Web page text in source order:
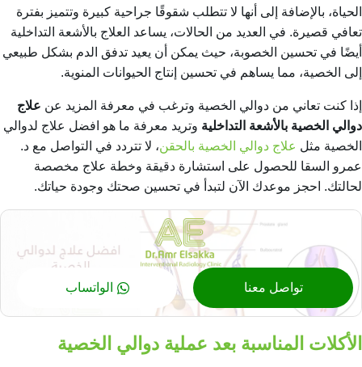
الحياة، بالإضافة إلى أنها لا تتطلب شقوقًا جراحية كبيرة وتتميز بفترة
تعافي قصيرة. في العديد من الحالات، يساعد العلاج بالأشعة التداخلية
أيضًا في تحسين الخصوبة، حيث يمكن أن يعيد تدفق الدم بشكل طبيعي
إلى الخصية، مما يساهم في تحسين إنتاج الحيوانات المنوية.
إذا كنت تعاني من دوالي الخصية وترغب في معرفة المزيد عن علاج
دوالي الخصية بالأشعة التداخلية وتريد معرفة ما هو افضل علاج لدوالي
الخصية مثل علاج دوالي الخصية بالحقن، لا تتردد في التواصل مع د.
عمرو السقا للحصول على استشارة دقيقة وخطة علاج مخصصة
لحالتك. احجز موعدك الآن لتبدأ في تحسين صحتك وجودة حياتك.
تواصل معنا الواتساب
الأكلات المناسبة بعد عملية دوالي الخصية